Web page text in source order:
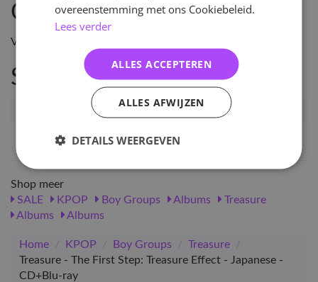
Omschrijving
Verwachte leverdatum: 23-04-2021
Specificaties
Artikelnummer
24343
EAN nummer
Shop meer
SALE
KPOP Boy Groups Albums
Treasure
Albums
Albums
Home / KPOP / Boy Groups / Treasure
/
Treasure - The First Step: Treasure Effect - Japanese -
CD+Blu-ray
overeenstemming met ons Cookiebeleid.
Lees verder
ALLES ACCEPTEREN
ALLES AFWIJZEN
DETAILS WEERGEVEN